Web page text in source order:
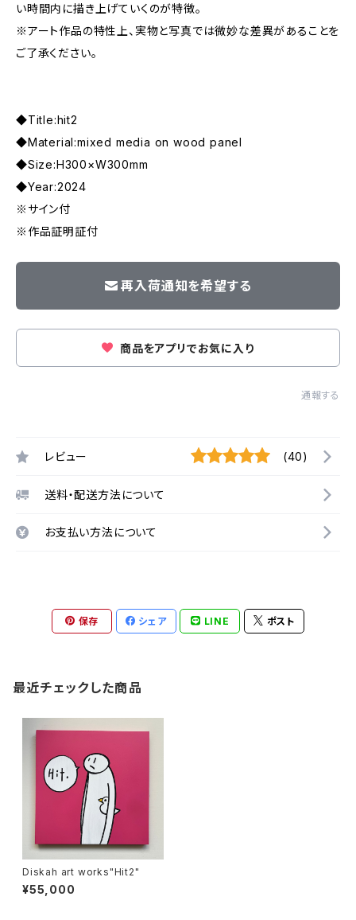
い時間内に描き上げていくのが特徴。
※アート作品の特性上、実物と写真では微妙な差異があることを
ご了承ください。
◆Title:hit2
◆Material:mixed media on wood panel
◆Size:H300×W300mm
◆Year:2024
※サイン付
※作品証明証付
再入荷通知を希望する
商品をアプリでお気に入り
通報する
レビュー (40)
送料・配送方法について
お支払い方法について
保存 シェア LINE ポスト
最近チェックした商品
Diskah art works"Hit2"
¥55,000